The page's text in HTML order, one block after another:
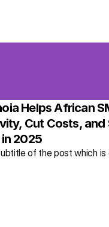
Helps African
Cut Costs, and
2025
of the post which is